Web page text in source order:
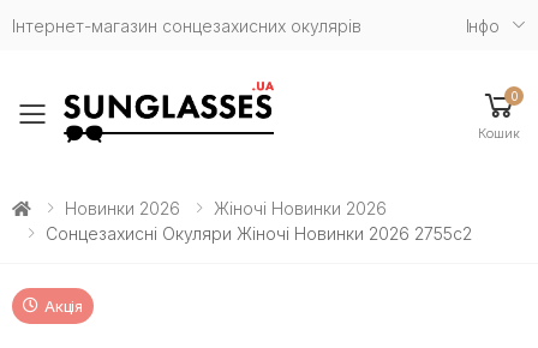
Інтернет-магазин сонцезахисних окулярів Iнфо
Toggle mobile menu
0
Кошик
Новинки 2026
Жіночі Новинки 2026
Сонцезахисні Окуляри Жіночі Новинки 2026 2755c2
Акція